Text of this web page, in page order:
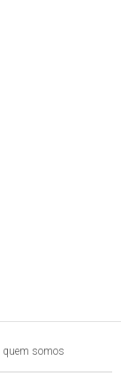
quem somos